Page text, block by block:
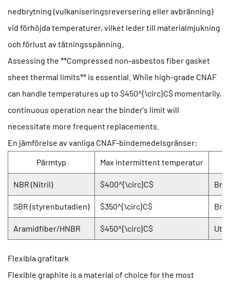
nedbrytning (vulkaniseringsreversering eller avbränning)
vid förhöjda temperaturer, vilket leder till materialmjukning
och förlust av tätningsspänning.
Assessing the **Compressed non-asbestos fiber gasket
sheet thermal limits** is essential. While high-grade CNAF
can handle temperatures up to $450^{\circ}C$ momentarily,
continuous operation near the binder's limit will
necessitate more frequent replacements.
En jämförelse av vanliga CNAF-bindemedelsgränser:
Pärmtyp
Max intermittent temperatur
NBR (Nitril) $400^{\circ}C$ Bra
SBR (styrenbutadien) $350^{\circ}C$ Bra
Aramidfiber/HNBR $450^{\circ}C$
Flexibla grafitark
Flexible graphite is a material of choice for the most